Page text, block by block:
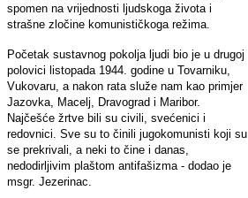
spomen na vrijednosti ljudskoga života i
strašne zločine komunističkoga režima.
Početak sustavnog pokolja ljudi bio je u drugoj
polovici listopada 1944. godine u Tovarniku,
Vukovaru, a nakon rata služe nam kao primjer
Jazovka, Macelj, Dravograd i Maribor.
Najčešće žrtve bili su civili, svećenici i
redovnici. Sve su to činili jugokomunisti koji su
se prekrivali, a neki to čine i danas,
nedodirljivim plaštom antifašizma - dodao je
msgr. Jezerinac.